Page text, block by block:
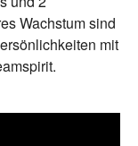
Wachstum sind
mit